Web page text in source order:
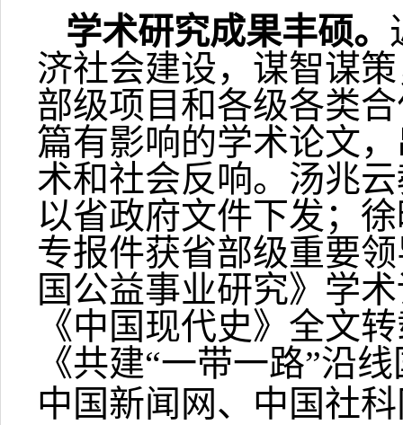
学术研究成果丰硕。
济社会建设，谋智谋
部级项目和各级各类
篇有影响的学术论文
术和社会反响。汤兆
以省政府文件下发；
专报件获省部级重要
国公益事业研究》学
《中国现代史》全文
《共建“一带一路”沿
中国新闻网、中国社